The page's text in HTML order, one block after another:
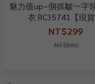
魅力值up~側抓皺一字
衣 RC35741【現貨
NT$299
NT$580